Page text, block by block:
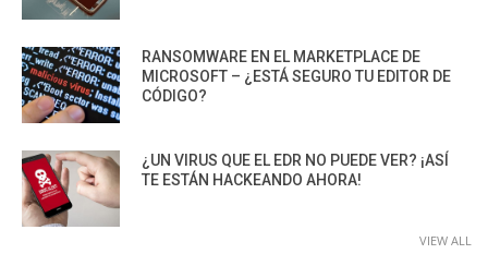
RANSOMWARE EN EL MARKETPLACE DE
MICROSOFT – ¿ESTÁ SEGURO TU EDITOR DE
CÓDIGO?
¿UN VIRUS QUE EL EDR NO PUEDE VER? ¡ASÍ
TE ESTÁN HACKEANDO AHORA!
VIEW ALL